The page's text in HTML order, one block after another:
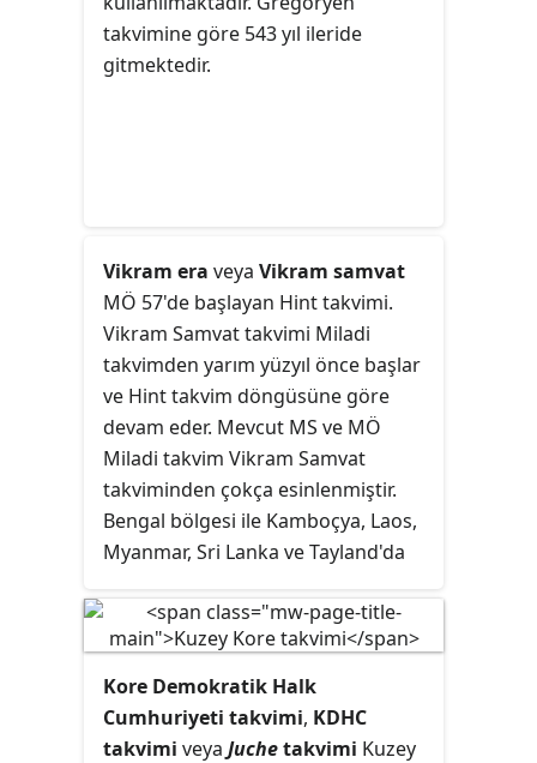
takvimine göre 543 yıl ileride
gitmektedir.
Vikram era veya Vikram samvat
MÖ 57'de başlayan Hint takvimi.
Vikram Samvat takvimi Miladi
takvimden yarım yüzyıl önce başlar
ve Hint takvim döngüsüne göre
devam eder. Mevcut MS ve MÖ
Miladi takvim Vikram Samvat
takviminden çokça esinlenmiştir.
Bengal bölgesi ile Kamboçya, Laos,
Myanmar, Sri Lanka ve Tayland'da
Kore Demokratik Halk
Cumhuriyeti takvimi, KDHC
takvimi veya Juchetakvimi Kuzey